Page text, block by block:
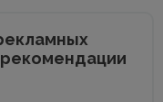
рекомендации